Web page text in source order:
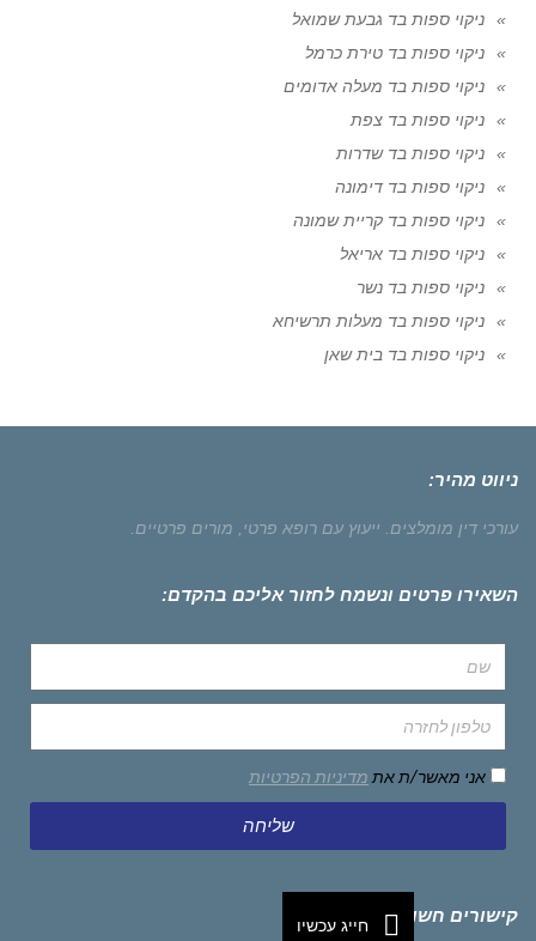
ניקוי ספות בד גבעת שמואל
ניקוי ספות בד טירת כרמל
ניקוי ספות בד מעלה אדומים
ניקוי ספות בד צפת
ניקוי ספות בד שדרות
ניקוי ספות בד דימונה
ניקוי ספות בד קריית שמונה
ניקוי ספות בד אריאל
ניקוי ספות בד נשר
ניקוי ספות בד מעלות תרשיחא
ניקוי ספות בד בית שאן
ניווט מהיר:
עורכי דין מומלצים. ייעוץ עם רופא פרטי, מורים פרטיים.
השאירו פרטים ונשמח לחזור אליכם בהקדם:
אני מאשר/ת את מדיניות הפרטיות
שליחה
קישורים חשובים חייג עכשיו